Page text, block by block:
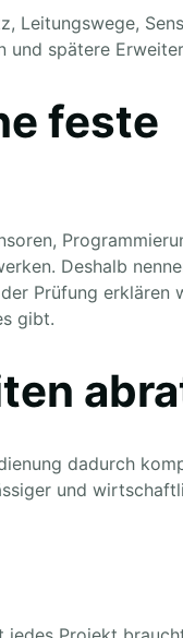
Leitungswege,
und spätere
feste
Deshalb
Prüfung erklären
gibt.
dadurch
und